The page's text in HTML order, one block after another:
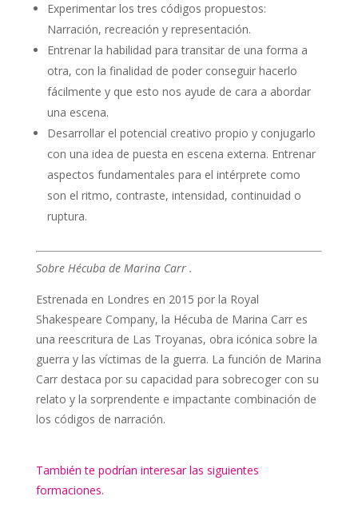
Experimentar los tres códigos propuestos:
Narración, recreación y representación.
Entrenar la habilidad para transitar de una forma a
otra, con la finalidad de poder conseguir hacerlo
fácilmente y que esto nos ayude de cara a abordar
una escena.
Desarrollar el potencial creativo propio y conjugarlo
con una idea de puesta en escena externa. Entrenar
aspectos fundamentales para el intérprete como
son el ritmo, contraste, intensidad, continuidad o
ruptura.
Sobre Hécuba de Marina Carr .
Estrenada en Londres en 2015 por la Royal
Shakespeare Company, la Hécuba de Marina Carr es
una reescritura de Las Troyanas, obra icónica sobre la
guerra y las víctimas de la guerra. La función de Marina
Carr destaca por su capacidad para sobrecoger con su
relato y la sorprendente e impactante combinación de
los códigos de narración.
También te podrían interesar las siguientes
formaciones.